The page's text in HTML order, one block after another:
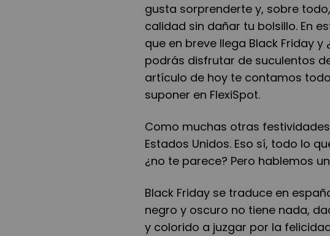
gusta sorprenderte y, sobre
calidad sin dañar tu bolsillo. En
que en breve llega Black Friday
podrás disfrutar de suculentos
artículo de hoy te contamos
suponer en FlexiSpot.
Como muchas otras
Estados Unidos. Eso sí, todo lo
¿no te parece? Pero hablemos
Black Friday se traduce en
negro y oscuro no tiene nada,
y colorido a juzgar por la